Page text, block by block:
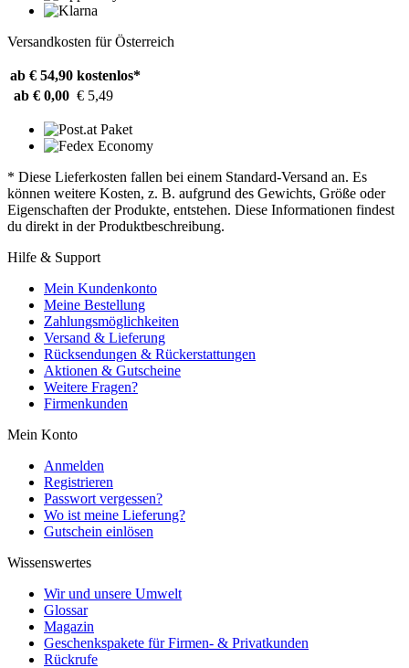
Versandkosten für Österreich
ab € 54,90 kostenlos*
ab € 0,00 € 5,49
* Diese Lieferkosten fallen bei einem Standard-Versand an. Es
können weitere Kosten, z. B. aufgrund des Gewichts, Größe oder
Eigenschaften der Produkte, entstehen. Diese Informationen findest
du direkt in der Produktbeschreibung.
Hilfe & Support
Mein Kundenkonto
Meine Bestellung
Zahlungsmöglichkeiten
Versand & Lieferung
Rücksendungen & Rückerstattungen
Aktionen & Gutscheine
Weitere Fragen?
Firmenkunden
Mein Konto
Anmelden
Registrieren
Passwort vergessen?
Wo ist meine Lieferung?
Gutschein einlösen
Wissenswertes
Wir und unsere Umwelt
Glossar
Magazin
Geschenkspakete für Firmen- & Privatkunden
Rückrufe